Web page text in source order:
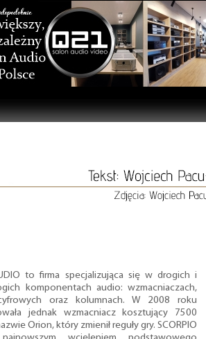
to firma specjalizująca się w drogich i
komponentach audio: wzmacniaczach,
oraz kolumnach. W 2008 roku
jednak wzmacniacz kosztujący 7500
Orion, który zmienił reguły gry. SCORPIO